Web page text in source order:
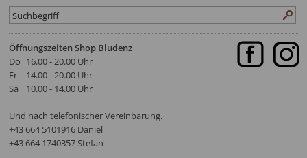
Öffnungszeiten Shop Bludenz
Do
Fr
Sa
16.00 - 20.00 Uhr
14.00 - 20.00 Uhr
10.00 - 14.00 Uhr
Und nach telefonischer Vereinbarung.
‭+43 664 5101916‬ Daniel
+43 664 1740357 Stefan